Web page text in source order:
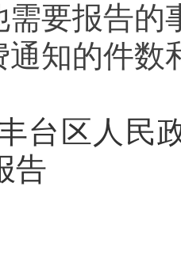
需要报告的
通知的件数
台区人民
告